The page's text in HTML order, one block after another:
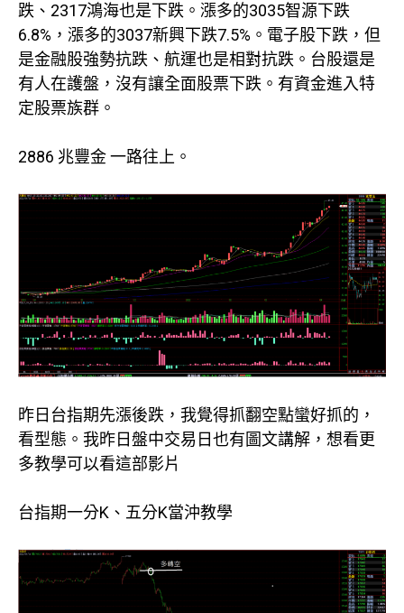
跌、2317鴻海也是下跌。漲多的3035智源下跌
6.8%，漲多的3037新興下跌7.5%。電子股下跌，但
是金融股強勢抗跌、航運也是相對抗跌。台股還是
有人在護盤，沒有讓全面股票下跌。有資金進入特
定股票族群。
2886 兆豐金 一路往上。
昨日台指期先漲後跌，我覺得抓翻空點蠻好抓的，
看型態。我昨日盤中交易日也有圖文講解，想看更
多教學可以看這部影片
台指期一分K、五分K當沖教學